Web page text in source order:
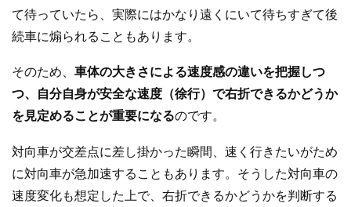
て待っていたら、実際にはかなり遠くにいて待ちすぎて後
続車に煽られることもあります。
そのため、 車体の大きさによる速度感の違いを把握しつ
つ、自分自身が安全な速度（徐行）で右折できるかどうか
を見定めることが重要になるのです。
対向車が交差点に差し掛かった瞬間、速く行きたいがため
に対向車が急加速することもあります。そうした対向車の
速度変化も想定した上で、右折できるかどうかを判断する